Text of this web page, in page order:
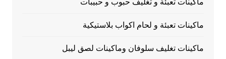
ماكينات تعبئة و تغليف حبوب و حبيبات
ماكينات تعبئة و لحام اكواب بلاستيكية
ماكينات تغليف سلوفان وماكينات لصق ليبل